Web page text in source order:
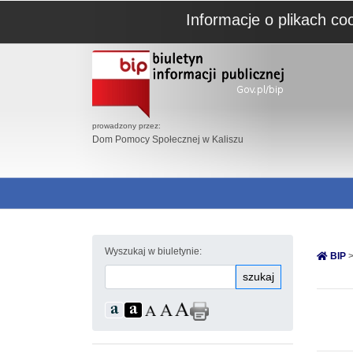
prowadzony przez:
Dom Pomocy Społecznej w Kaliszu
Wyszukaj w biuletynie:
szukaj
BIP
Informacje o plikach